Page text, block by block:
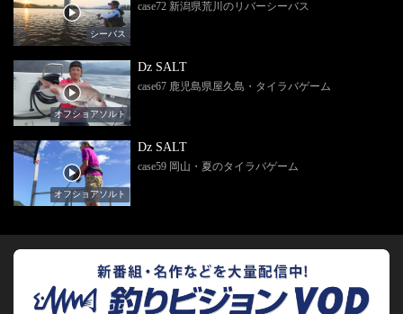
シーバス
case72 新潟県荒川のリバーシーバス
オフショアソルト
Dz SALT
case67 鹿児島県屋久島・タイラバゲーム
オフショアソルト
Dz SALT
case59 岡山・夏のタイラバゲーム